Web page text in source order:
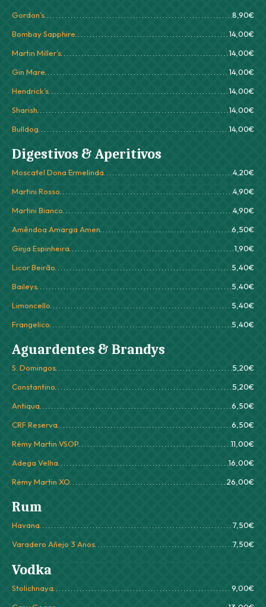
Gordon’s
8,90€
Bombay Sapphire
14,00€
Martin Miller’s
14,00€
Gin Mare
14,00€
Hendrick’s
14,00€
Sharish
14,00€
Bulldog
14,00€
Digestivos & Aperitivos
Moscatel Dona Ermelinda
4,20€
Martini Rosso
4,90€
Martini Bianco
4,90€
Amêndoa Amarga Amen
6,50€
Ginja Espinheira
1,90€
Licor Beirão
5,40€
Baileys
5,40€
Limoncello
5,40€
Frangelico
5,40€
Aguardentes & Brandys
S. Domingos
5,20€
Constantino
5,20€
Antiqua
6,50€
CRF Reserva
6,50€
Rémy Martin VSOP
11,00€
Adega Velha
16,00€
Rémy Martin XO
26,00€
Rum
Havana
7,50€
Varadero Añejo 3 Anos
7,50€
Vodka
Stolichnaya
9,00€